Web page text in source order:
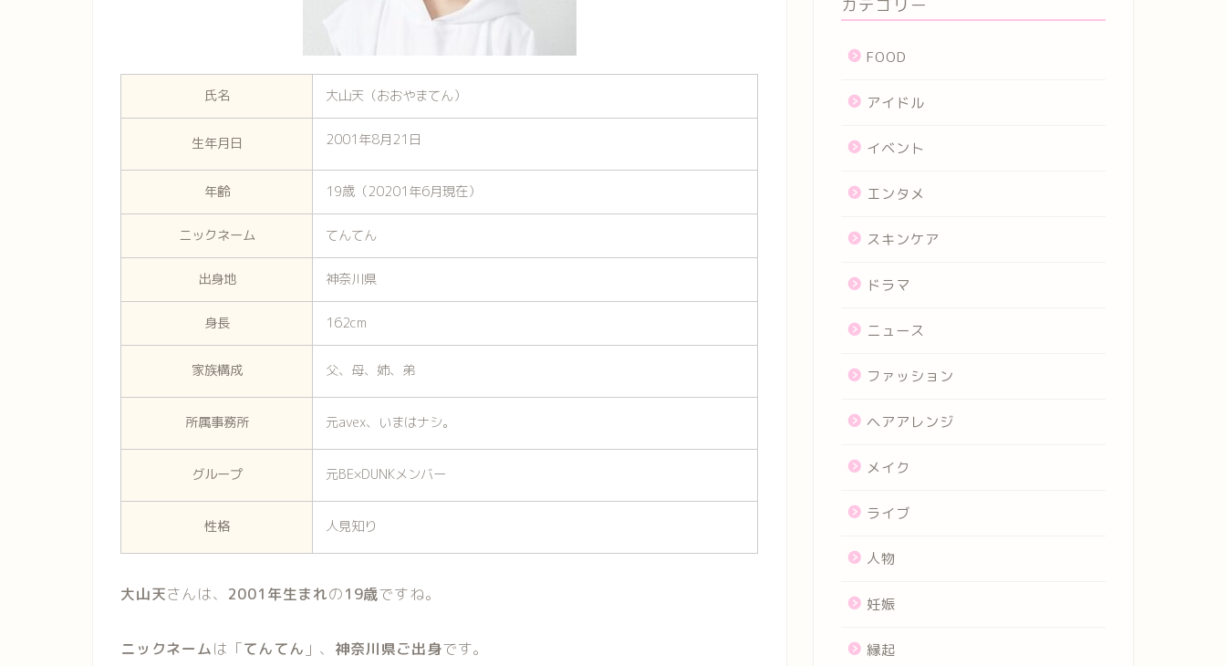
氏名 大山天（おおやまてん）
生年月日 2001年8月21日
年齢 19歳（20201年6月現在）
ニックネーム てんてん
出身地 神奈川県
身長 162cm
家族構成 父、母、姉、弟
所属事務所 元avex、いまはナシ。
グループ 元BE×DUNKメンバー
性格 人見知り
大山天さんは、 2001年生まれの19歳ですね。
ニックネームは「てんてん 」、 神奈川県ご出身です。
カテゴリー
FOOD
アイドル
イベント
エンタメ
スキンケア
ドラマ
ニュース
ファッション
ヘアアレンジ
メイク
ライブ
人物
妊娠
縁起